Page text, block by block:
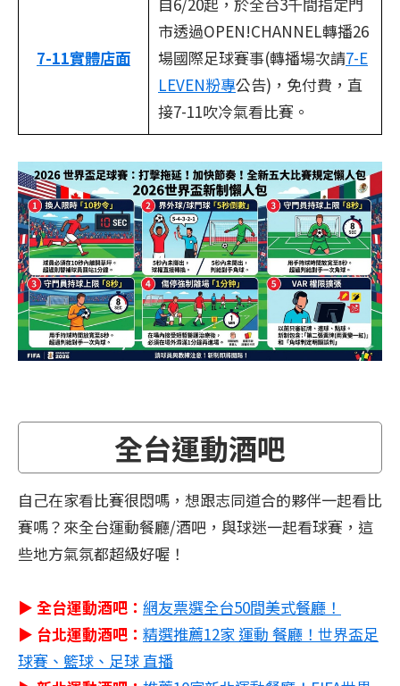
7-11實體店面
市透過OPEN!CHANNEL轉播26
場國際足球賽事(轉播場次請7-E
LEVEN粉專公告)，免付費，直
接7-11吹冷氣看比賽。
全台運動酒吧
自己在家看比賽很悶嗎，想跟志同道合的夥伴一起看比
賽嗎？來全台運動餐廳/酒吧，與球迷一起看球賽，這
些地方氣氛都超級好喔！
▶ 全台運動酒吧： 網友票選全台50間美式餐廳！
▶ 台北運動酒吧： 精選推薦12家 運動 餐廳！世界盃足
球賽、籃球、足球 直播